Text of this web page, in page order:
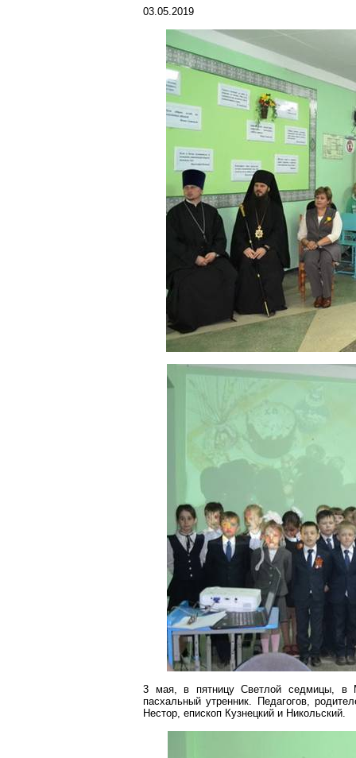
03.05.2019
3 мая, в пятницу Светлой седмицы,
пасхальный утренник. Педагогов,
Нестор, епископ Кузнецкий и Никольский.